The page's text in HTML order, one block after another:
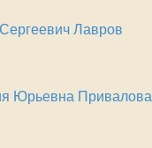
Лавров
Юрьевна Привалова